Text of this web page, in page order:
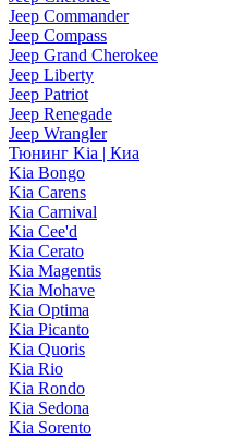
Jeep Commander
Jeep Compass
Jeep Grand Cherokee
Jeep Liberty
Jeep Patriot
Jeep Renegade
Jeep Wrangler
Тюнинг Kia | Киа
Kia Bongo
Kia Carens
Kia Carnival
Kia Cee'd
Kia Cerato
Kia Magentis
Kia Mohave
Kia Optima
Kia Picanto
Kia Quoris
Kia Rio
Kia Rondo
Kia Sedona
Kia Sorento